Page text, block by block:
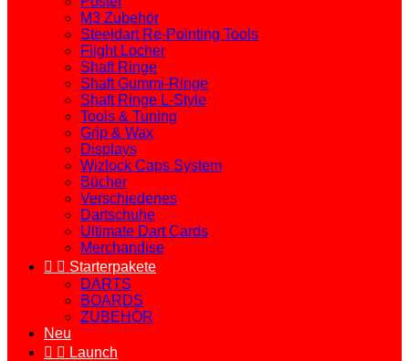
M3 Zubehör
Steeldart Re-Pointing Tools
Flight Locher
Shaft Ringe
Shaft Gummi-Ringe
Shaft Ringe L-Style
Tools & Tuning
Grip & Wax
Displays
Wizlock Caps System
Bücher
Verschiedenes
Dartschuhe
Ultimate Dart Cards
Merchandise
  Starterpakete
DARTS
BOARDS
ZUBEHÖR
Neu
  Launch